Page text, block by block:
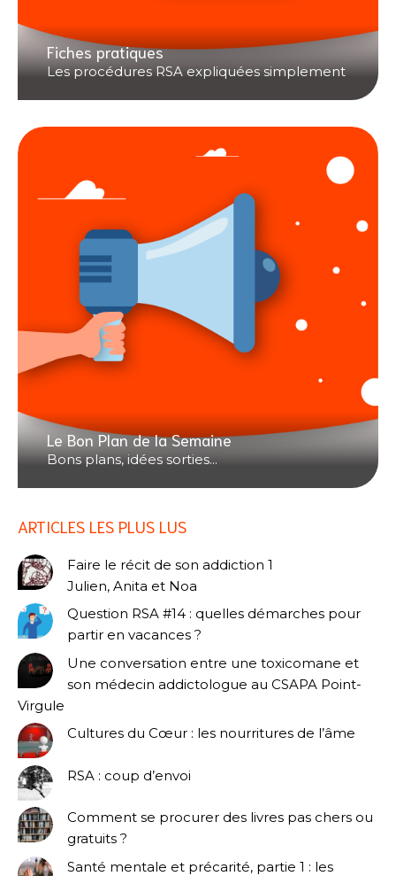
Fiches pratiques
Les procédures RSA expliquées simplement
Le Bon Plan de la Semaine
Bons plans, idées sorties...
ARTICLES LES PLUS LUS
Faire le récit de son addiction 1
Julien, Anita et Noa
Question RSA #14 : quelles démarches pour
partir en vacances ?
Une conversation entre une toxicomane et
son médecin addictologue au CSAPA Point-
Virgule
Cultures du Cœur : les nourritures de l’âme
RSA : coup d’envoi
Comment se procurer des livres pas chers ou
gratuits ?
Santé mentale et précarité, partie 1 : les